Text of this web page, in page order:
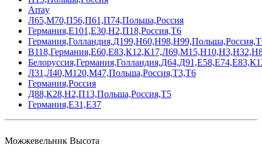
Array
Л65,М70,П56,П61,П74,Польша,Россия
Германия,Е101,Е30,Н2,П18,Россия,Т6
Л31,Л40,М120,М47,Польша,Россия,Т3,Т6
Германия,Россия
Д88,К28,Н2,П13,Польша,Россия,Т5
Германия,Е31,Е37
Можжевельник Высота